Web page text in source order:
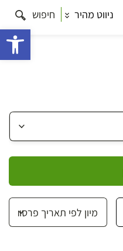
ניווט מהיר חיפוש